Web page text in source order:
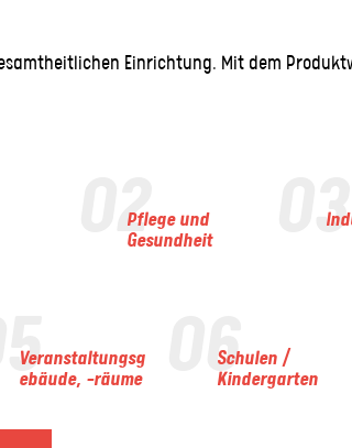
Einrichtung. Mit dem
02
Pflege und
Gesundheit
03
05
Veranstaltungsg
ebäude, -räume
06
Schulen /
Kindergarten